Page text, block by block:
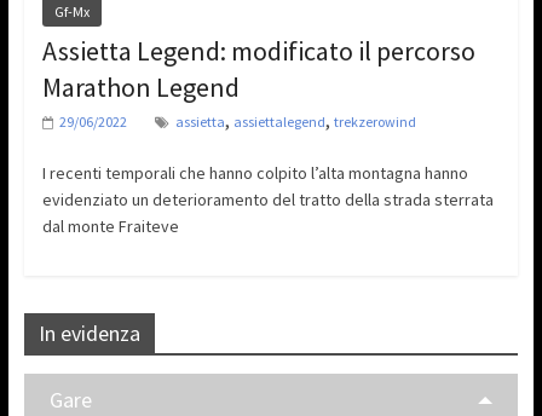
Gf-Mx
Assietta Legend: modificato il percorso
Marathon Legend
29/06/2022 assietta, assiettalegend, trekzerowind
I recenti temporali che hanno colpito l’alta montagna hanno
evidenziato un deterioramento del tratto della strada sterrata
dal monte Fraiteve
In evidenza
Gare